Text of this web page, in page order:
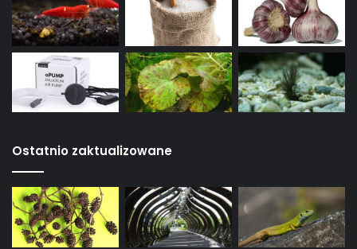
Ostatnio zaktualizowane